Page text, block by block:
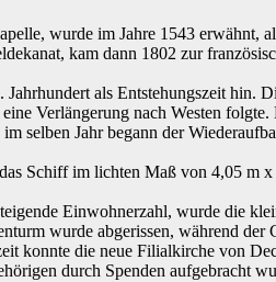
wurde im Jahre 1543
kam dann 1802 zur
als Entstehungszeit
Verlängerung nach Westen
selben Jahr begann der
Schiff im lichten Maß von 4,05 m
Einwohnerzahl, wurde die
wurde abgerissen, während der
konnte die neue Filialkirche von
durch Spenden aufgebracht